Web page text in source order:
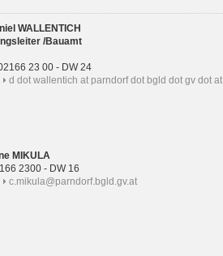
WALLENTICH
/Bauamt
23 00 - DW 24
d dot wallentich at parndorf dot bgld dot gv dot at
MIKULA
2300 - DW 16
c.mikula@parndorf.bgld.gv.at